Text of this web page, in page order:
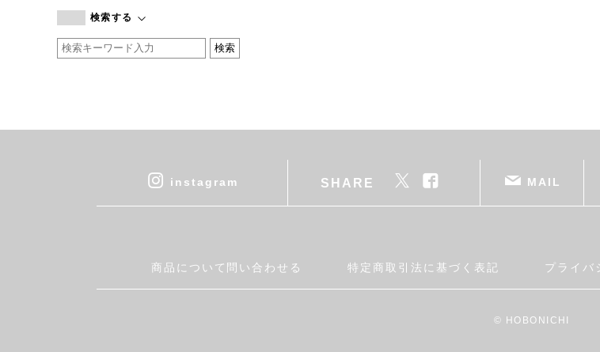
by basics
CATWORTH
cohan
DEAN & DELUCA
Fatima Morocco
検索する
instagram SHARE MAIL
商品について問い合わせる 特定商取引法に基づく表記 プライバ
© HOBONICHI